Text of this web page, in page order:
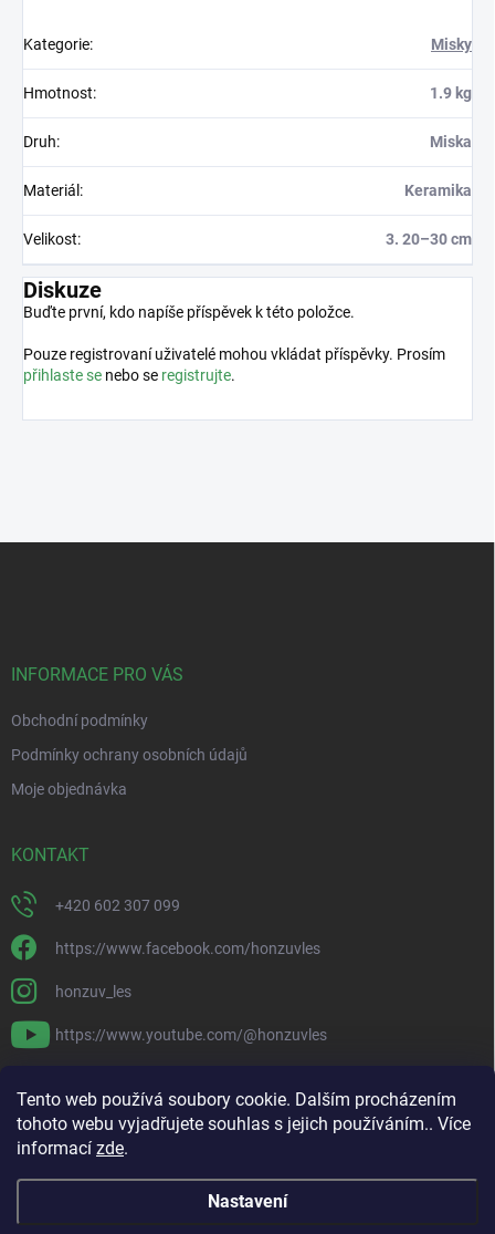
Tento web používá soubory cookie. Dalším procházením
tohoto webu vyjadřujete souhlas s jejich používáním.. Více
informací zde.
Nastavení
Kategorie: Misky
Hmotnost: 1.9 kg
Druh: Miska
Materiál : Keramika
Velikost: 3. 20–30 cm
Diskuze
Buďte první, kdo napíše příspěvek k této položce.
Pouze registrovaní uživatelé mohou vkládat příspěvky. Prosím
přihlaste se nebo se registrujte.
INFORMACE PRO VÁS
Obchodní podmínky
Podmínky ochrany osobních údajů
Moje objednávka
KONTAKT
+420 602 307 099
https://www.facebook.com/honzuvles
honzuv_les
https://www.youtube.com/@honzuvles
PŘIJÍMÁME ONLINE PLATBY